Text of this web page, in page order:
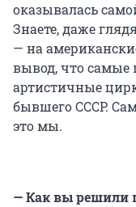
оказывалась
Знаете, даже
— на
вывод, что самые
артистичные
бывшего СССР.
это мы.
— Как вы решили